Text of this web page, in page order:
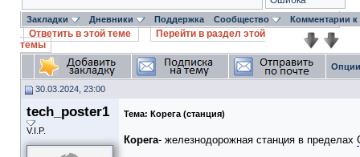
Закладки Дневники Поддержка Сообщество Комментарии
Ответить в этой теме
Перейти в раздел этой
темы
30.03.2024, 23:00
tech_poster1
V.I.P.
Тема: Корега (станция)
Корега- железнодорожная станция в пределах